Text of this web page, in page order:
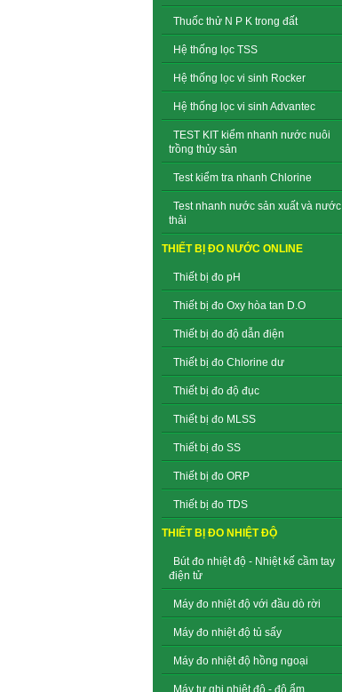
Thuốc thử N P K trong đất
Hệ thống lọc TSS
Hệ thống lọc vi sinh Rocker
Hệ thống lọc vi sinh Advantec
TEST KIT kiểm nhanh nước nuôi
trồng thủy sản
Test kiểm tra nhanh Chlorine
Test nhanh nước sản xuất và nước
thải
THIẾT BỊ ĐO NƯỚC ONLINE
Thiết bị đo pH
Thiết bị đo Oxy hòa tan D.O
Thiết bị đo độ dẫn điện
Thiết bị đo Chlorine dư
Thiết bị đo độ đục
Thiết bị đo MLSS
Thiết bị đo SS
Thiết bị đo ORP
Thiết bị đo TDS
THIẾT BỊ ĐO NHIỆT ĐỘ
Bút đo nhiệt độ - Nhiệt kế cầm tay
điện tử
Máy đo nhiệt độ với đầu dò rời
Máy đo nhiệt độ tủ sấy
Máy đo nhiệt độ hồng ngoại
Máy tự ghi nhiệt độ - độ ẩm